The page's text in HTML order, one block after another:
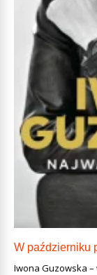
W październiku
Iwona Guzowska